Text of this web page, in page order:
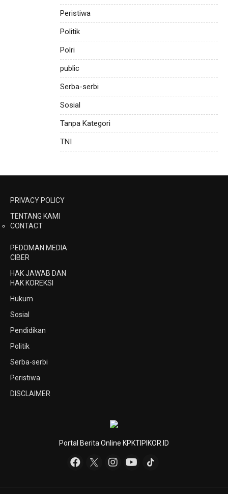
Peristiwa
Politik
Polri
public
Serba-serbi
Sosial
Tanpa Kategori
TNI
PRIVACY POLICY
TENTANG KAMI
CONTACT
PEDOMAN MEDIA
CIBER
HAK JAWAB DAN
HAK KOREKSI
Hukum
Sosial
Pendidikan
Politik
Serba-serbi
Peristiwa
DISCLAIMER
Portal Berita Online KPKTIPIKOR.ID